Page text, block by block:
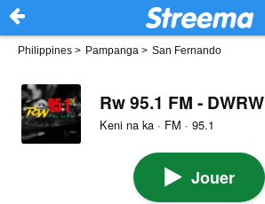
Philippines > Pampanga > San Fernando
Rw 95.1 FM - DWRW
Keni na ka · FM · 95.1
Jouer